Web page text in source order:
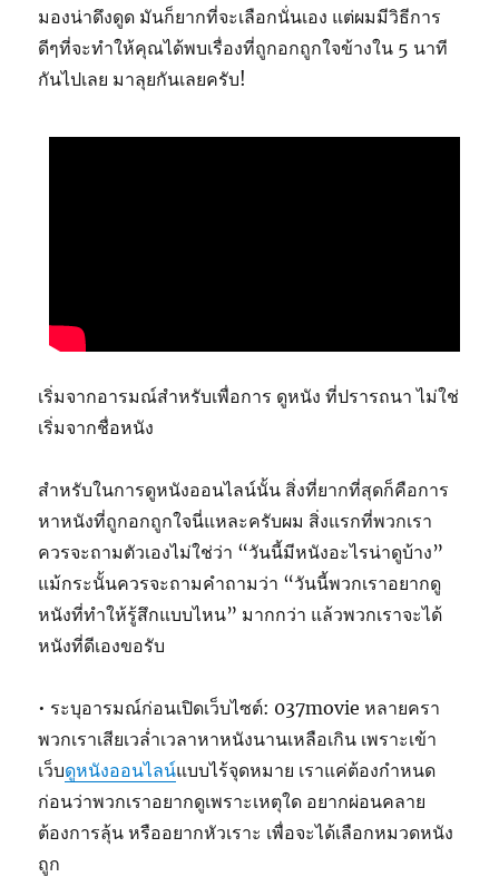
มองน่าดึงดูด มันก็ยากที่จะเลือกนั่นเอง แต่ผมมีวิธีการ
ดีๆที่จะทำให้คุณได้พบเรื่องที่ถูกอกถูกใจข้างใน 5 นาที
กันไปเลย มาลุยกันเลยครับ!
เริ่มจากอารมณ์สำหรับเพื่อการ ดูหนัง ที่ปรารถนา ไม่ใช่
เริ่มจากชื่อหนัง
สำหรับในการดูหนังออนไลน์นั้น สิ่งที่ยากที่สุดก็คือการ
หาหนังที่ถูกอกถูกใจนี่แหละครับผม สิ่งแรกที่พวกเรา
ควรจะถามตัวเองไม่ใช่ว่า “วันนี้มีหนังอะไรน่าดูบ้าง”
แม้กระนั้นควรจะถามคำถามว่า “วันนี้พวกเราอยากดู
หนังที่ทำให้รู้สึกแบบไหน” มากกว่า แล้วพวกเราจะได้
หนังที่ดีเองขอรับ
• ระบุอารมณ์ก่อนเปิดเว็บไซต์: 037movie หลายครา
พวกเราเสียเวล่ำเวลาหาหนังนานเหลือเกิน เพราะเข้า
เว็บดูหนังออนไลน์แบบไร้จุดหมาย เราแค่ต้องกำหนด
ก่อนว่าพวกเราอยากดูเพราะเหตุใด อยากผ่อนคลาย
ต้องการลุ้น หรืออยากหัวเราะ เพื่อจะได้เลือกหมวดหนัง
ถูก